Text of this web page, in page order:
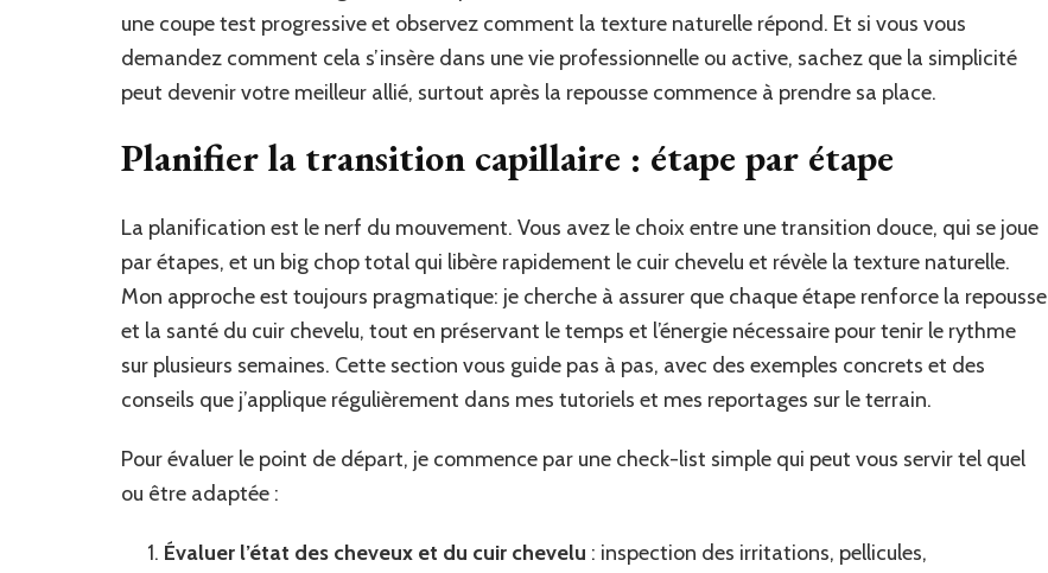
une coupe test progressive et observez comment la texture naturelle répond. Et si vous vous
demandez comment cela s’insère dans une vie professionnelle ou active, sachez que la simplicité
peut devenir votre meilleur allié, surtout après la repousse commence à prendre sa place.
Planifier la transition capillaire : étape par étape
La planification est le nerf du mouvement. Vous avez le choix entre une transition douce, qui se joue
par étapes, et un big chop total qui libère rapidement le cuir chevelu et révèle la texture naturelle.
Mon approche est toujours pragmatique: je cherche à assurer que chaque étape renforce la repousse
et la santé du cuir chevelu, tout en préservant le temps et l’énergie nécessaire pour tenir le rythme
sur plusieurs semaines. Cette section vous guide pas à pas, avec des exemples concrets et des
conseils que j’applique régulièrement dans mes tutoriels et mes reportages sur le terrain.
Pour évaluer le point de départ, je commence par une check-list simple qui peut vous servir tel quel
ou être adaptée :
Évaluer l’état des cheveux et du cuir chevelu : inspection des irritations, pellicules,